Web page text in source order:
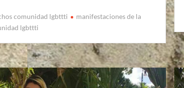
comunidad lgbttti
manifestaciones de la
lgbttti